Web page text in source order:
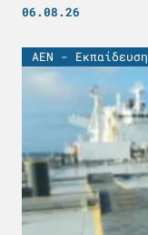
06.08.26
ΑΕΝ - Εκπαίδευση